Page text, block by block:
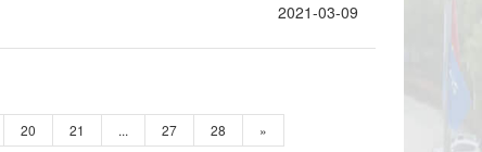
2021-03-09
20 21 ... 27 28 »